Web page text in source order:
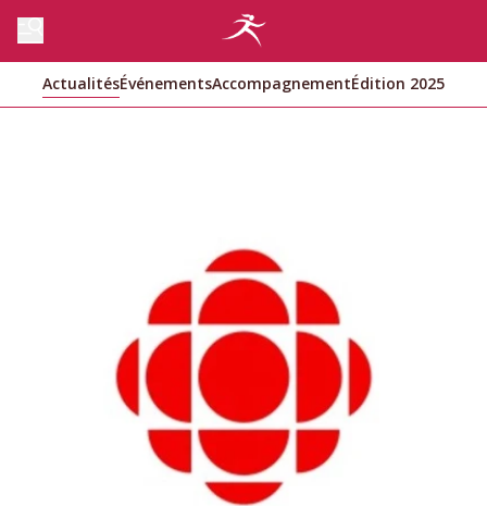
ActualitésÉvénementsAccompagnementÉdition 2025